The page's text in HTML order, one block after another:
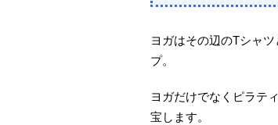
ヨガはその辺のTシャ
プ。
ヨガだけでなくピラテ
宝します。